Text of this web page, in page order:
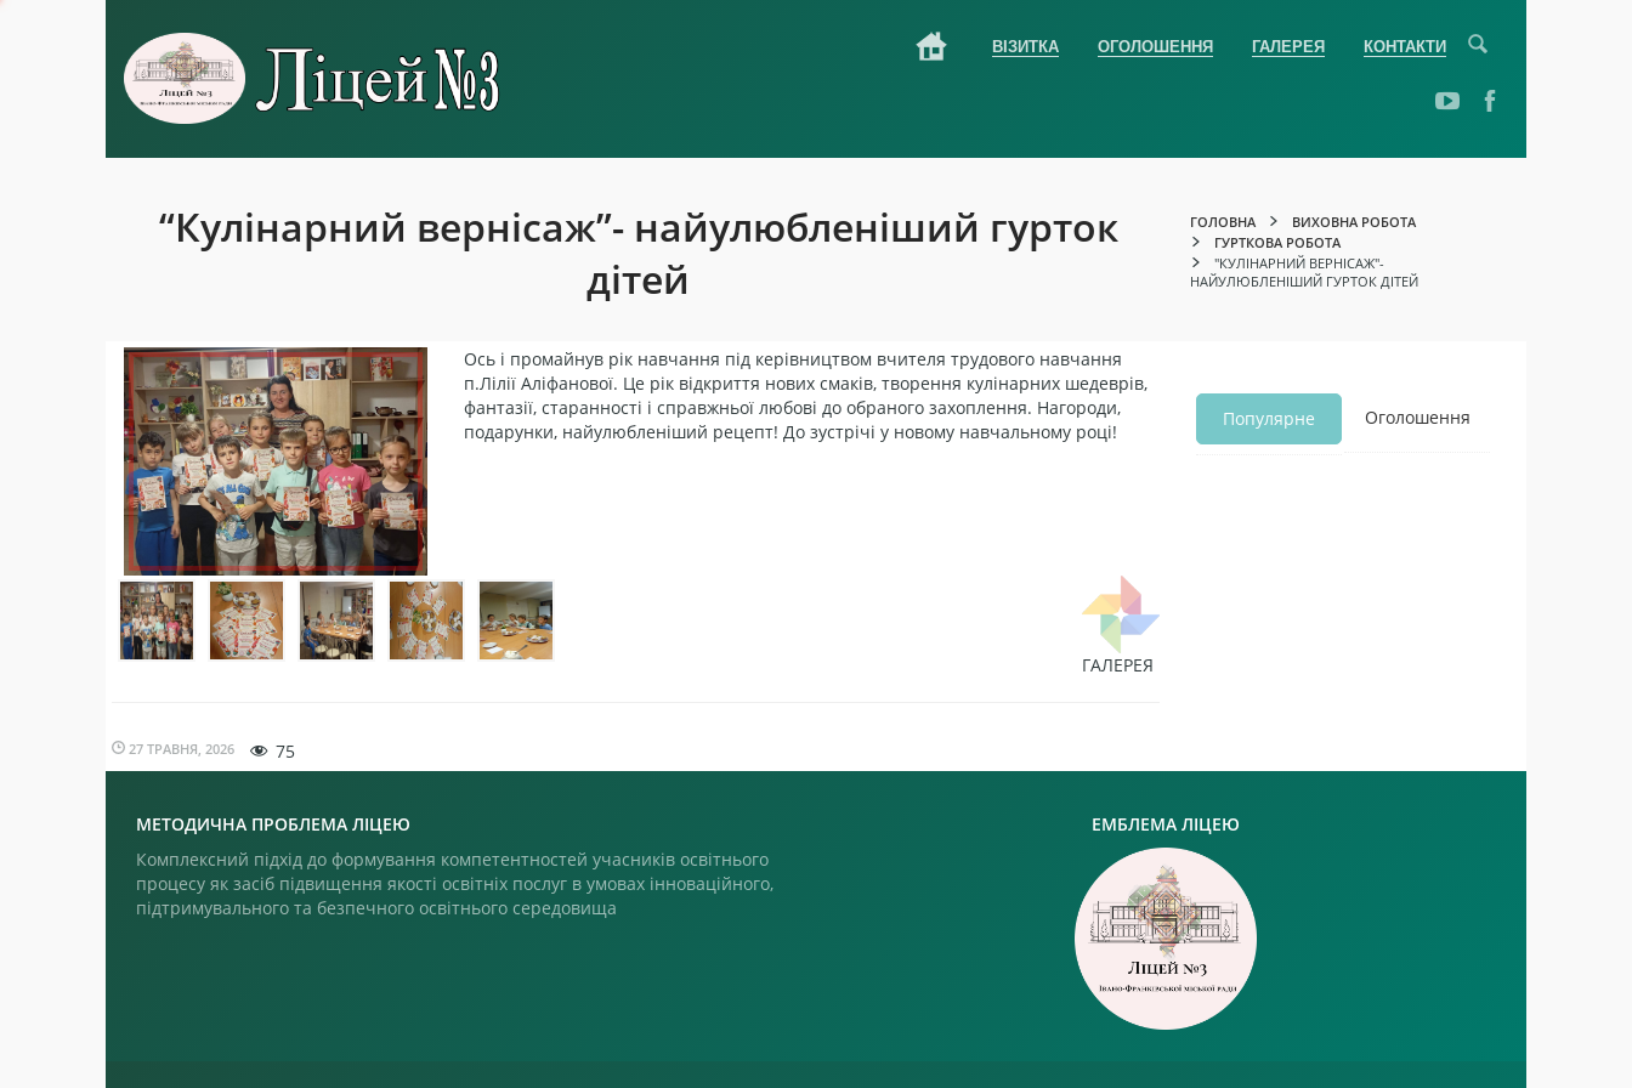
ВІЗИТКА ОГОЛОШЕННЯ ГАЛЕРЕЯ КОНТАКТИ
“Кулінарний вернісаж”- найулюбленіший гурток
дітей
ГОЛОВНА
ВИХОВНА РОБОТА
ГУРТКОВА РОБОТА
"КУЛІНАРНИЙ ВЕРНІСАЖ"-
НАЙУЛЮБЛЕНІШИЙ ГУРТОК ДІТЕЙ
Ось і промайнув рік навчання під керівництвом вчителя трудового навчання
п.Лілії Аліфанової. Це рік відкриття нових смаків, творення кулінарних шедеврів,
фантазії, старанності і справжньої любові до обраного захоплення. Нагороди,
подарунки, найулюбленіший рецепт! До зустрічі у новому навчальному році!
ГАЛЕРЕЯ
27 ТРАВНЯ, 2026 75
Популярне Оголошення
МЕТОДИЧНА ПРОБЛЕМА ЛІЦЕЮ
Комплексний підхід до формування компетентностей учасників освітнього
процесу як засіб підвищення якості освітніх послуг в умовах інноваційного,
підтримувального та безпечного освітнього середовища
ЕМБЛЕМА ЛІЦЕЮ